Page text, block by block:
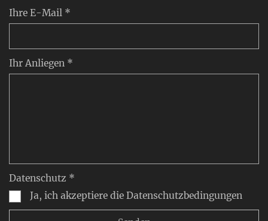
Ihre E-Mail *
Ihr Anliegen *
Datenschutz *
Ja, ich akzeptiere die Datenschutzbedingungen